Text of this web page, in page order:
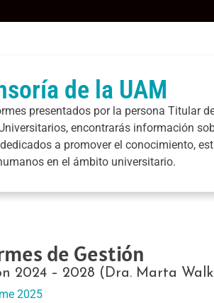
de la UAM
presentados por la persona Titular
encontrarás información
a promover el conocimiento,
en el ámbito universitario.
de Gestión
2024 – 2028 (Dra. Marta
2025